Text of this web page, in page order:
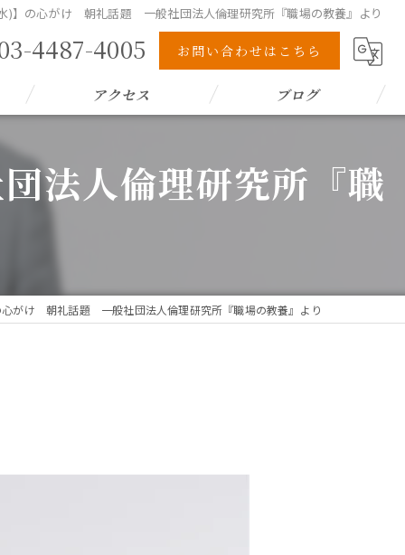
)】の心がけ 朝礼話題 一般社団法人倫理研究所『職場の教養』より
4487-4005 お問い合わせはこちら
アクセス ブログ
法人倫理研究所『職
がけ 朝礼話題 一般社団法人倫理研究所『職場の教養』より